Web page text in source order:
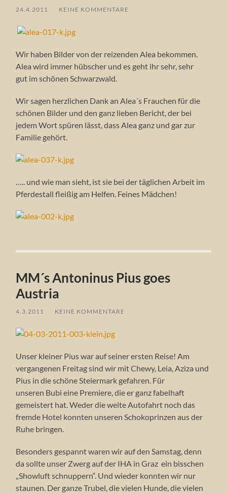
24.4.2011 / KEINE KOMMENTARE
Wir haben Bilder von der reizenden Alea bekommen.
Alea wird immer hübscher und es geht ihr sehr, sehr
gut im schönen Schwarzwald.
Wir sagen herzlichen Dank an Alea´s Frauchen für die
schönen Bilder und den ganz lieben Bericht, der bei
jedem Wort spüren lässt, dass Alea ganz und gar zur
Familie gehört.
….. und wie man sieht, ist sie bei der täglichen Arbeit im
Pferdestall fleißig am Helfen. Feines Mädchen!
MM´s Antoninus Pius goes
Austria
4.3.2011 / KEINE KOMMENTARE
Unser kleiner Pius war auf seiner ersten Reise! Am
vergangenen Freitag sind wir mit Chewy, Leia, Aziza und
Pius in die schöne Steiermark gefahren. Für
unseren Bubi eine Premiere, die er ganz fabelhaft
gemeistert hat. Weder die weite Autofahrt noch das
fremde Hotel konnten unseren Schokoprinzen aus der
Ruhe bringen.
Besonders gespannt waren wir auf den Samstag, denn
da sollte unser Zwerg auf der IHA in Graz ein bisschen
„Showluft schnuppern“. Und wieder konnten wir nur
staunen. Der ganze Trubel, die vielen Hunde, die vielen